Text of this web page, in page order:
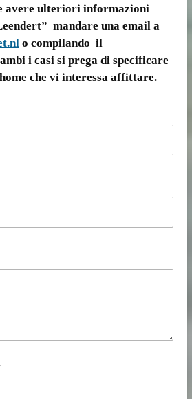
avere ulteriori informazioni
mandare una email a
o compilando il
i casi si prega di specificare
che vi interessa affittare.